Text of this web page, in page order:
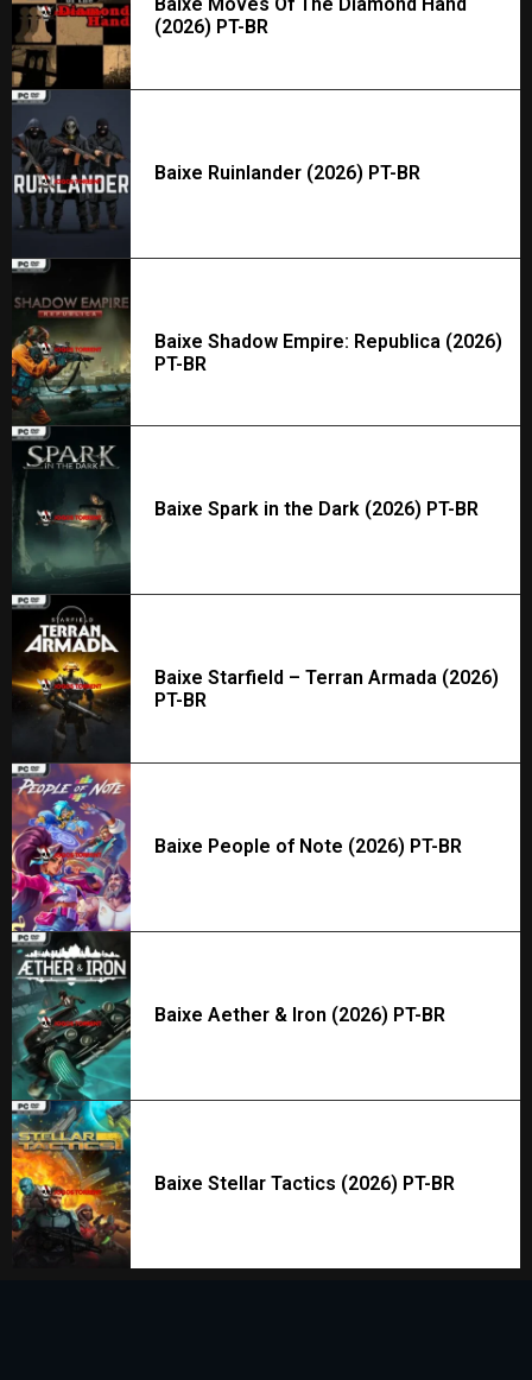
(2026) PT-BR
Baixe Ruinlander (2026) PT-BR
Baixe Shadow Empire: Republica (2026)
PT-BR
Baixe Spark in the Dark (2026) PT-BR
Baixe Starfield – Terran Armada (2026)
PT-BR
Baixe People of Note (2026) PT-BR
Baixe Aether & Iron (2026) PT-BR
Baixe Stellar Tactics (2026) PT-BR